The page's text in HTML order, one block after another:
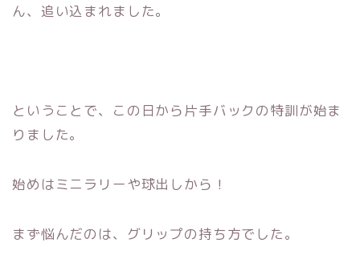
ん、追い込まれました。
ということで、この日から片手バックの特訓が始ま
りました。
始めはミニラリーや球出しから！
まず悩んだのは、グリップの持ち方でした。